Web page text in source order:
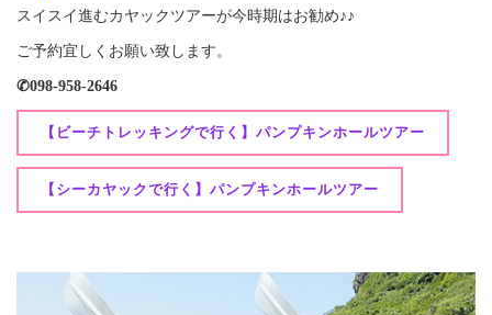
スイスイ進むカヤックツアーが今時期はお勧め♪♪
ご予約宜しくお願い致します。
✆098-958-2646
【ビーチトレッキングで行く】パンプキンホールツアー
【シーカヤックで行く】パンプキンホールツアー